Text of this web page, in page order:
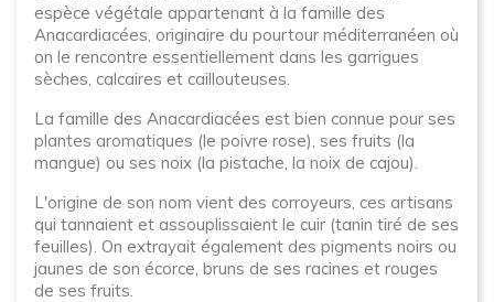
espèce végétale appartenant à la famille des
Anacardiacées, originaire du pourtour méditerranéen où
on le rencontre essentiellement dans les garrigues
sèches, calcaires et caillouteuses.
La famille des Anacardiacées est bien connue pour ses
plantes aromatiques (le poivre rose), ses fruits (la
mangue) ou ses noix (la pistache, la noix de cajou).
L'origine de son nom vient des corroyeurs, ces artisans
qui tannaient et assouplissaient le cuir (tanin tiré de ses
feuilles). On extrayait également des pigments noirs ou
jaunes de son écorce, bruns de ses racines et rouges
de ses fruits.